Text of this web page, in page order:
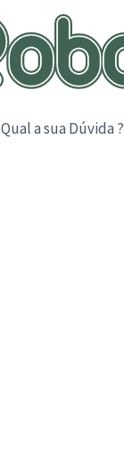
Qual a sua Dúvida ?